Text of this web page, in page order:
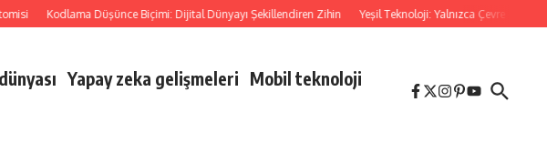
Kodlama Düşünce Biçimi: Dijital Dünyayı Şekillendiren Zihin Yeşil Teknoloji: Yalnızca Çevre İçin Değil
Yapay zeka gelişmeleri Mobil teknoloji